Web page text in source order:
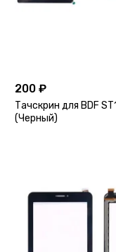
200 ₽
Тачскрин для BDF
(Черный)